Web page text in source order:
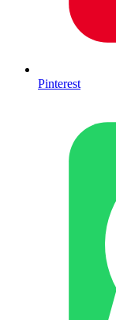
Pinterest